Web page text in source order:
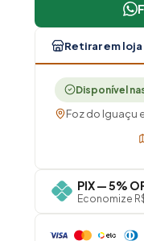
Retirar em loja
Disponível
Foz do Iguaçu
PIX — 5%
Economize